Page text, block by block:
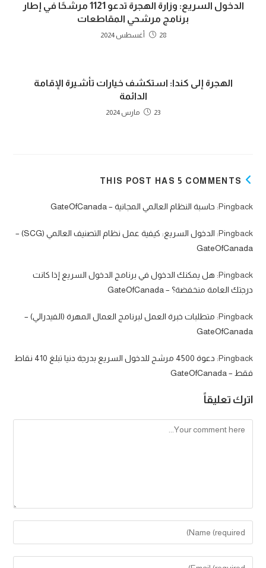
الدخول السريع: وزارة الهجرة تدعو 1121 مرشحًا في إطار
برنامج مرشحي المقاطعات
28 أغسطس 2024
الهجرة إلى كندا: استكشف خيارات تأشيرة الإقامة
الدائمة
23 مارس 2024
THIS POST HAS 5 COMMENTS
Pingback: حاسبة النظام العالمي المجانية – GateOfCanada
Pingback:
الدخول السريع: كيفية عمل نظام التصنيف العالمي (SCG) –
GateOfCanada
Pingback: هل يمكنك الدخول في برنامج الدخول السريع إذا كانت
درجتك العامة منخفضة؟ – GateOfCanada
Pingback: متطلبات خبرة العمل لبرنامج العمال المهرة (الفيدرالي) –
GateOfCanada
Pingback:
دعوة 4500 مرشح للدخول السريع بدرجة دنيا تبلغ 410 نقاط
فقط – GateOfCanada
اترك تعليقاً
Comment
Enter
your
name
Enter